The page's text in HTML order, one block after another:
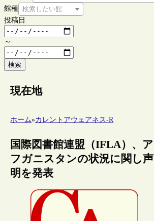
館種 検索したい館種を選択してください
投稿日
～
検索
現在地
ホーム»カレントアウェアネス-R
国際図書館連盟（IFLA）、ア
フガニスタンの状況に関し声
明を発表